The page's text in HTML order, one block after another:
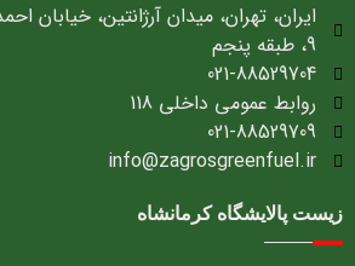
9، طبقه پنجم
021-88529704
روابط عمومی داخلی 118
021-88529709
info@zagrosgreenfuel.ir​
زیست پالایشگاه کرمانشاه